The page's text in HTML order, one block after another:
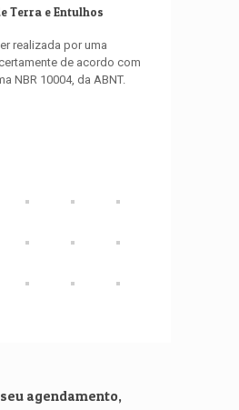
Terra e Entulhos
realizada por uma
de acordo com
NBR 10004, da ABNT.
agendamento,